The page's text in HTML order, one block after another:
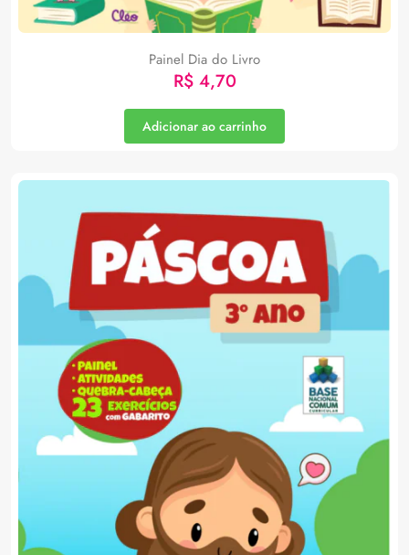
Painel Dia do Livro
R$4,70
Adicionar ao carrinho